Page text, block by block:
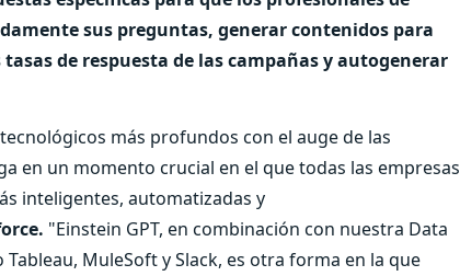
sus preguntas, generar contenidos para
de respuesta de las campañas y autogenerar
más profundos con el auge de las
en un momento crucial en el que todas las empresas
inteligentes, automatizadas y
"Einstein GPT, en combinación con nuestra Data
MuleSoft y Slack, es otra forma en la que